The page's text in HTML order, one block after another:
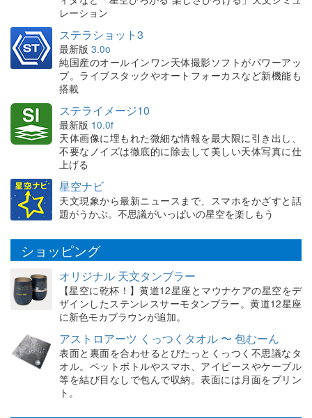
レーション
ステラショット3
最新版 3.0o
純国産のオールインワン天体撮影ソフトがパワーアッ
プ。ライブスタックやオートフォーカスなど新機能も
搭載
ステライメージ10
最新版 10.0f
天体画像に埋もれた微細な情報を最大限に引き出し、
不要なノイズは徹底的に除去して美しい天体写真に仕
上げる
星空ナビ
天文現象から最新ニュースまで、スマホをかざすと話
題がうかぶ。不思議がいっぱいの星空を楽しもう
ショッピング
オリジナル 天文タンブラー
【星空に乾杯！】黄道12星座とマウナケアの星空をデ
ザインしたステンレスサーモタンブラー。黄道12星座
に新色モカブラウンが追加。
アストロアーツ くっつくタオル 〜 包むーん
表面と裏面を合わせるとぴたっとくっつく不思議なタ
オル。ペットボトルやスマホ、アイピースやケーブル
等を結び目なしで包んで収納。表面には月面をプリン
ト。